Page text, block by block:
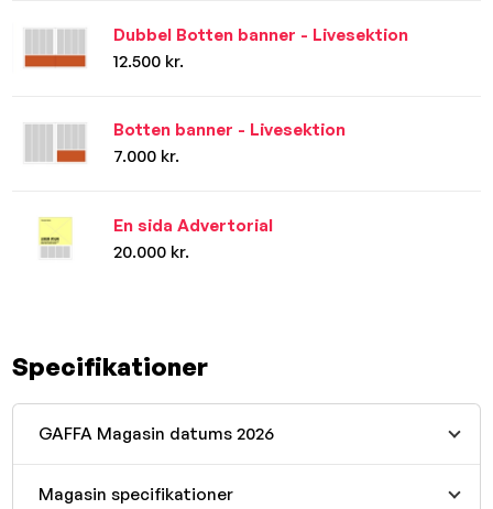
Dubbel Botten banner - Livesektion
12.500 kr.
Botten banner - Livesektion
7.000 kr.
En sida Advertorial
20.000 kr.
Specifikationer
GAFFA Magasin datums 2026
Magasin specifikationer